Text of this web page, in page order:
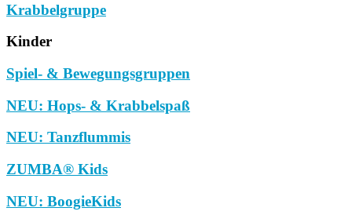
Krabbelgruppe
Kinder
Spiel- & Bewegungsgruppen
NEU: Hops- & Krabbelspaß
NEU: Tanzflummis
ZUMBA® Kids
NEU: BoogieKids